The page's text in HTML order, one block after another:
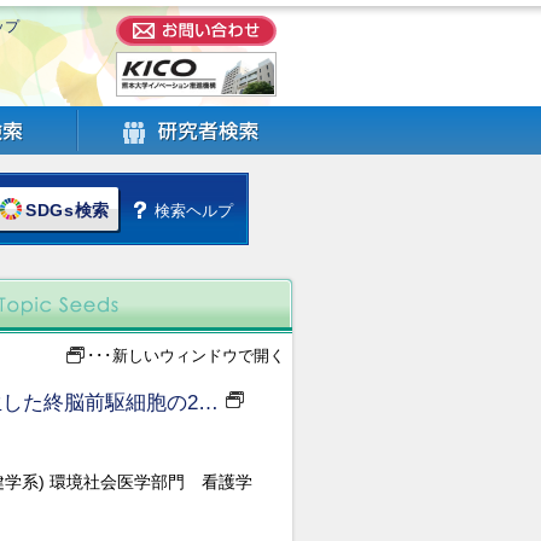
プ
SDGs検索 検索ヘルプ
･･･新しいウィンドウで開く
た終脳前駆細胞の2…
学系) 環境社会医学部門 看護学